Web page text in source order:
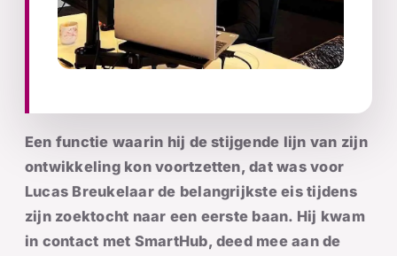
Een functie waarin hij de stijgende lijn van zijn
ontwikkeling kon voortzetten, dat was voor
Lucas Breukelaar de belangrijkste eis tijdens
zijn zoektocht naar een eerste baan. Hij kwam
in contact met SmartHub, deed mee aan de